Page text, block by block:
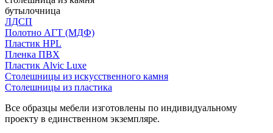
бутылочница
ЛДСП
Полотно АГТ (МДФ)
Пластик HPL
Пленка ПВХ
Пластик Alvic Luxe
Столешницы из искусственного камня
Столешницы из пластика
Все образцы мебели изготовлены по индивидуальному
проекту в единственном экземпляре.